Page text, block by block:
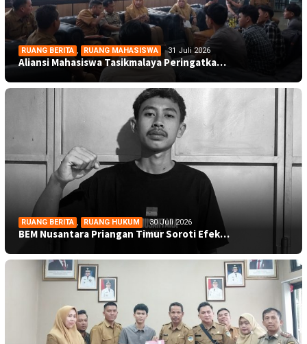
RUANG BERITA , RUANG MAHASISWA 31 Juli 2026
Aliansi Mahasiswa Tasikmalaya Peringatka…
RUANG BERITA , RUANG HUKUM 30 Juli 2026
BEM Nusantara Priangan Timur Soroti Efek…